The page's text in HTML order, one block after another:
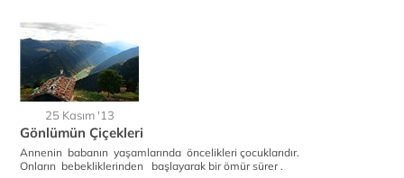
25 Kasım '13
Gönlümün Çiçekleri
Annenin babanın yaşamlarında öncelikleri çocuklarıdır.
Onların bebekliklerinden başlayarak bir ömür sürer .